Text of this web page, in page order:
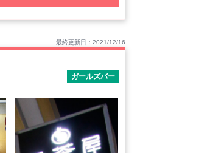
最終更新日：2021/12/16
ガールズバー